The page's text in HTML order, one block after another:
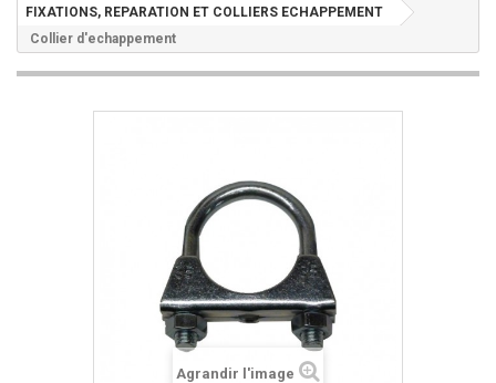
FIXATIONS, REPARATION ET COLLIERS ECHAPPEMENT
Collier d'echappement
Agrandir l'image